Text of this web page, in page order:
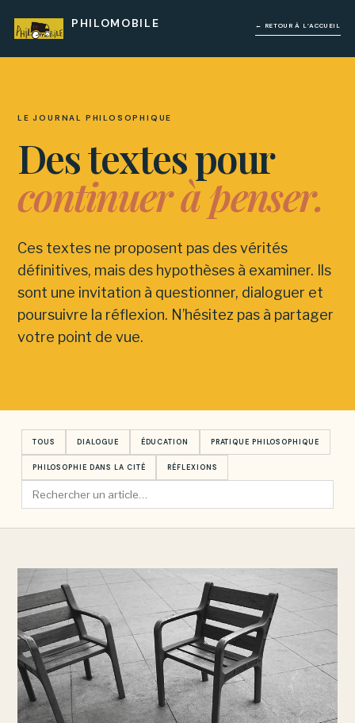
PHILOMOBILE ← RETOUR À L’ACCUEIL
LE JOURNAL PHILOSOPHIQUE
Des textes pour
continuer à penser.
Ces textes ne proposent pas des vérités
définitives, mais des hypothèses à examiner. Ils
sont une invitation à questionner, dialoguer et
poursuivre la réflexion. N’hésitez pas à partager
votre point de vue.
TOUS DIALOGUE ÉDUCATION PRATIQUE PHILOSOPHIQUE
PHILOSOPHIE DANS LA CITÉ RÉFLEXIONS